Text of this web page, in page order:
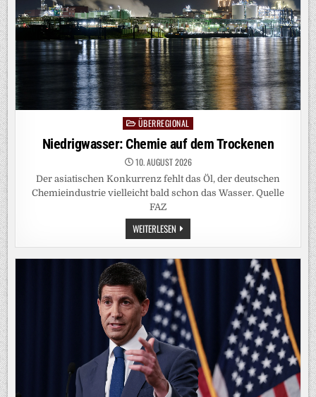
Posted
in
ÜBERREGIONAL
Niedrigwasser: Chemie auf dem Trockenen
10. AUGUST 2026
Der asiatischen Konkurrenz fehlt das Öl, der deutschen
Chemieindustrie vielleicht bald schon das Wasser. Quelle
FAZ
WEITERLESEN NIEDRIGWASSER:
CHEMIE
AUF
DEM
TROCKENEN